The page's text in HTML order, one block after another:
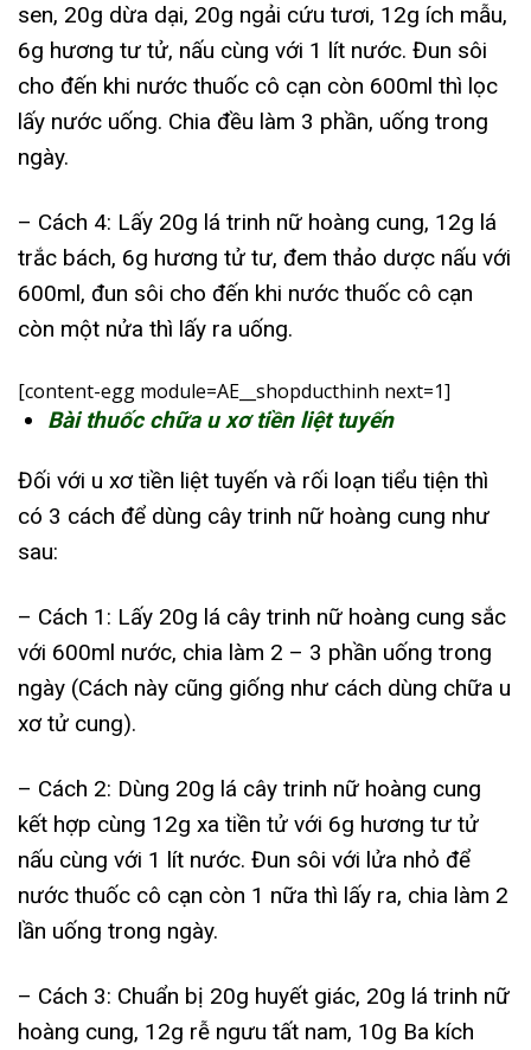
sen, 20g dừa dại, 20g ngải cứu tươi, 12g ích mẫu,
6g hương tư tử, nấu cùng với 1 lít nước. Đun sôi
cho đến khi nước thuốc cô cạn còn 600ml thì lọc
lấy nước uống. Chia đều làm 3 phần, uống trong
ngày.
– Cách 4: Lấy 20g lá trinh nữ hoàng cung, 12g lá
trắc bách, 6g hương tử tư, đem thảo dược nấu với
600ml, đun sôi cho đến khi nước thuốc cô cạn
còn một nửa thì lấy ra uống.
[content-egg module=AE__shopducthinh next=1]
Bài thuốc chữa u xơ tiền liệt tuyến
Đối với u xơ tiền liệt tuyến và rối loạn tiểu tiện thì
có 3 cách để dùng cây trinh nữ hoàng cung như
sau:
– Cách 1: Lấy 20g lá cây trinh nữ hoàng cung sắc
với 600ml nước, chia làm 2 – 3 phần uống trong
ngày (Cách này cũng giống như cách dùng chữa u
xơ tử cung).
– Cách 2: Dùng 20g lá cây trinh nữ hoàng cung
kết hợp cùng 12g xa tiền tử với 6g hương tư tử
nấu cùng với 1 lít nước. Đun sôi với lửa nhỏ để
nước thuốc cô cạn còn 1 nữa thì lấy ra, chia làm 2
lần uống trong ngày.
– Cách 3: Chuẩn bị 20g huyết giác, 20g lá trinh nữ
hoàng cung, 12g rễ ngưu tất nam, 10g Ba kích